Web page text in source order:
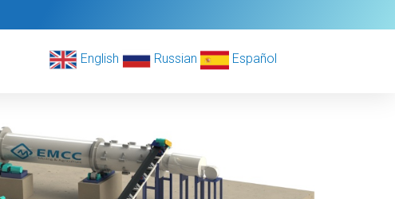
English Russian Español